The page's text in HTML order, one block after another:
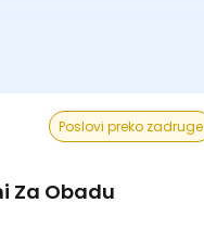
Poslovi preko zadruge
Za Obadu